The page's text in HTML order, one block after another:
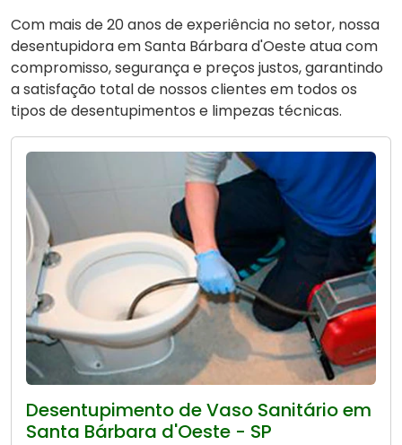
Com mais de 20 anos de experiência no setor, nossa
desentupidora em Santa Bárbara d'Oeste atua com
compromisso, segurança e preços justos, garantindo
a satisfação total de nossos clientes em todos os
tipos de desentupimentos e limpezas técnicas.
Desentupimento de Vaso Sanitário em
Santa Bárbara d'Oeste - SP